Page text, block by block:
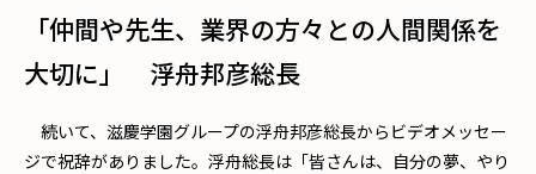
「仲間や先生、業界の方々との人間関係を
大切に」 浮舟邦彦総長
続いて、滋慶学園グループの浮舟邦彦総長からビデオメッセー
ジで祝辞がありました。浮舟総長は「皆さんは、自分の夢、やり